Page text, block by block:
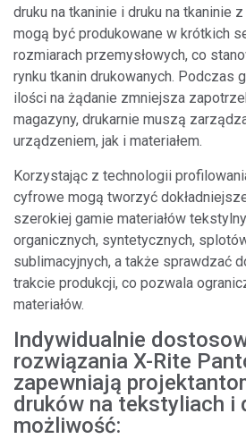
druku na tkaninie i druku na tkaninie
mogą być produkowane w krótkich
rozmiarach przemysłowych, co
rynku tkanin drukowanych. Podczas
ilości na żądanie zmniejsza
magazyny, drukarnie muszą
urządzeniem, jak i materiałem.
Korzystając z technologii
cyfrowe mogą tworzyć
szerokiej gamie materiałów
organicznych, syntetycznych,
sublimacyjnych, a także sprawdzać
trakcie produkcji, co pozwala
materiałów.
Indywidualnie
rozwiązania X-Rite
zapewniają
druków na tekstyliach i
możliwość: